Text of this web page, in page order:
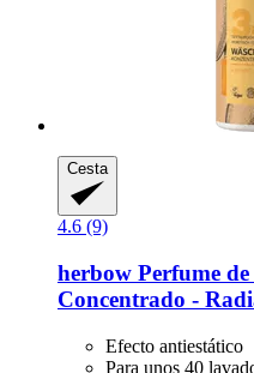
Cesta
4.6 (9)
herbow Perfume
Concentrado -​
Efecto antiestático
Para unos 40